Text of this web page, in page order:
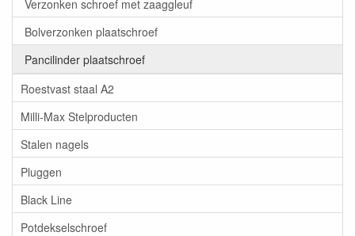
Verzonken schroef met zaaggleuf
Bolverzonken plaatschroef
Pancilinder plaatschroef
Roestvast staal A2
Milli-Max Stelproducten
Stalen nagels
Pluggen
Black Line
Potdekselschroef